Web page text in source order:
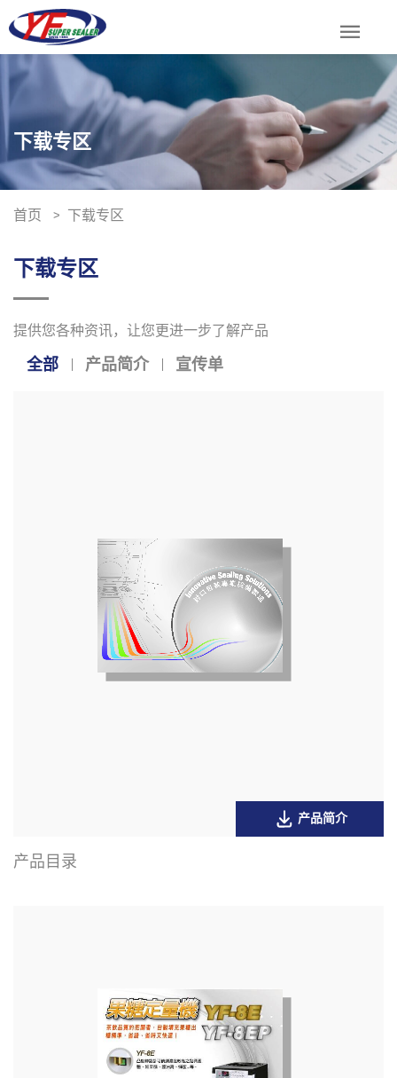
menu
下载专区
首页 下载专区
下载专区
提供您各种资讯，让您更进一步了解产品
全部 产品简介 宣传单
产品简介
产品目录